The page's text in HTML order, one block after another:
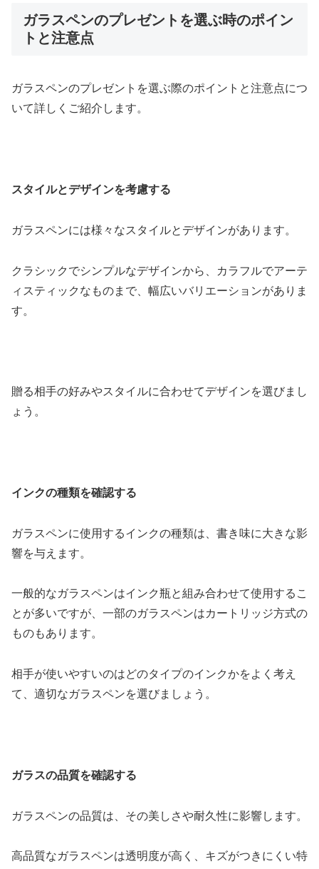
ガラスペンのプレゼントを選ぶ時のポイン
トと注意点
ガラスペンのプレゼントを選ぶ際のポイントと注意点につ
いて詳しくご紹介します。
スタイルとデザインを考慮する
ガラスペンには様々なスタイルとデザインがあります。
クラシックでシンプルなデザインから、カラフルでアーテ
ィスティックなものまで、幅広いバリエーションがありま
す。
贈る相手の好みやスタイルに合わせてデザインを選びまし
ょう。
インクの種類を確認する
ガラスペンに使用するインクの種類は、書き味に大きな影
響を与えます。
一般的なガラスペンはインク瓶と組み合わせて使用​​するこ
とが多いですが、一部のガラスペンはカートリッジ方式の
ものもあります。
相手が使いやすいのはどのタイプのインクかをよく考え
て、適切なガラスペンを選びましょう。
ガラスの品質を確認する
ガラスペンの品質は、その美しさや耐久性に影響します。
高品質なガラスペンは透明度が高く、キズがつきにくい特